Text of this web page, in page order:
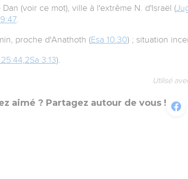
(voir ce mot), ville à l'extrême N. d'Israël (
.
proche d'Anathoth (Esa 10:30) ; situation
25:44 2Sa 3:13).
Utilisé
aimé ? Partagez autour de vous !